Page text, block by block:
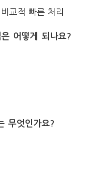
교적 빠른 처리
어떻게 되나요?
무엇인가요?